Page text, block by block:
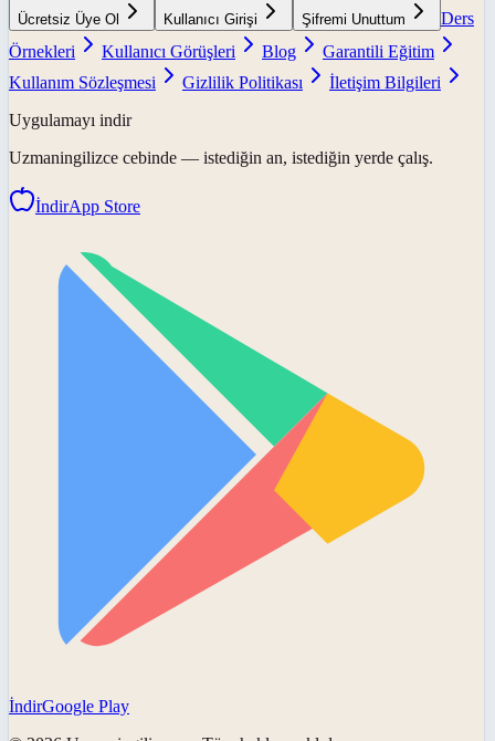
Ücretsiz Üye Ol Kullanıcı Girişi Şifremi Unuttum
Ders
Örnekleri
Kullanıcı Görüşleri Blog
Garantili Eğitim
Kullanım Sözleşmesi
Gizlilik Politikası
İletişim Bilgileri
Uygulamayı indir
Uzmaningilizce cebinde — istediğin an, istediğin yerde çalış.
İndirApp Store
İndirGoogle Play